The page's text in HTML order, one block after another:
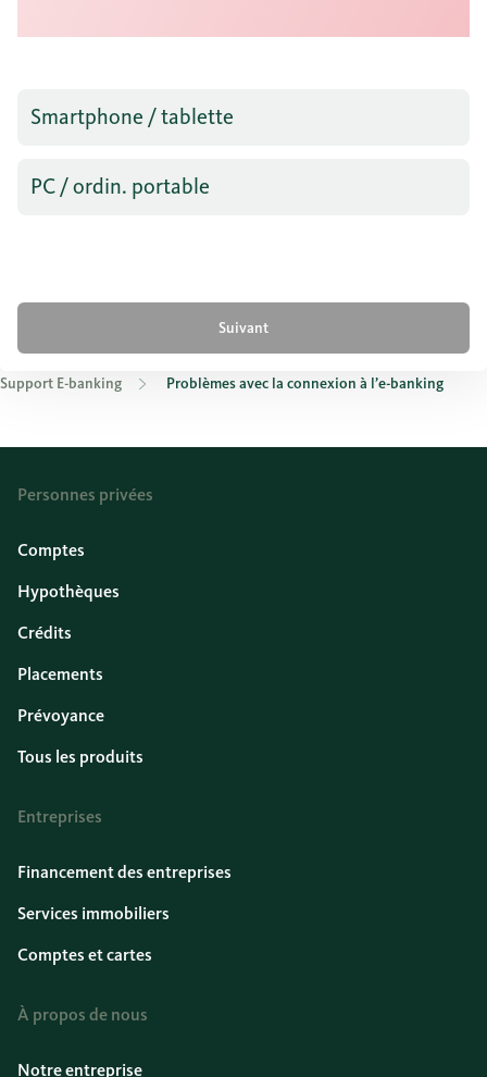
Smartphone / tablette
PC / ordin. portable
Suivant
Support E-banking Problèmes avec la connexion à l’e-banking
Personnes privées
Comptes
Hypothèques
Crédits
Placements
Prévoyance
Tous les produits
Entreprises
Financement des entreprises
Services immobiliers
Comptes et cartes
À propos de nous
Notre entreprise